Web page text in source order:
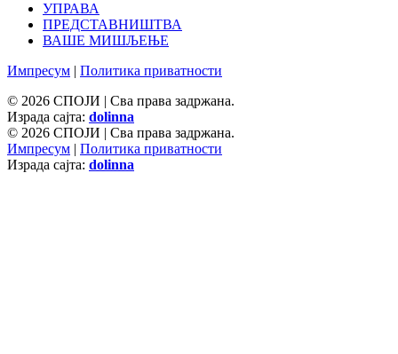
УПРАВА
ПРЕДСТАВНИШТВА
ВАШЕ МИШЉЕЊЕ
Импресум | Политика приватности
© 2026 СПОЈИ | Сва права задржана.
Израда сајта: dolinna
© 2026 СПОЈИ | Сва права задржана.
Импресум | Политика приватности
Израда сајта: dolinna